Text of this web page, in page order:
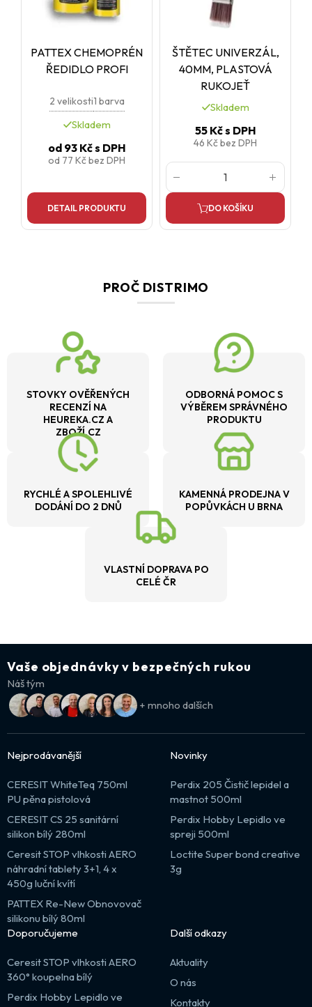
PATTEX CHEMOPRÉN
ŘEDIDLO PROFI
2 velikosti1 barva
Skladem
od93 Kčs DPH
od 77 Kčbez DPH
DETAIL PRODUKTU
ŠTĚTEC UNIVERZÁL,
40MM, PLASTOVÁ
RUKOJEŤ
Skladem
55 Kčs DPH
46 Kčbez DPH
DO KOŠÍKU
PROČ DISTRIMO
STOVKY OVĚŘENÝCH
RECENZÍ NA
HEUREKA.CZ A
ZBOŽÍ.CZ
ODBORNÁ POMOC S
VÝBĚREM SPRÁVNÉHO
PRODUKTU
RYCHLÉ A SPOLEHLIVÉ
DODÁNÍ DO 2 DNŮ
KAMENNÁ PRODEJNA V
POPŮVKÁCH U BRNA
VLASTNÍ DOPRAVA PO
CELÉ ČR
Vaše objednávky v bezpečných rukou
Náš tým
+ mnoho dalších
Nejprodávanější
CERESIT WhiteTeq 750ml
PU pěna pistolová
CERESIT CS 25 sanitární
silikon bílý 280ml
Ceresit STOP vlhkosti AERO
náhradní tablety 3+1, 4 x
450g luční kvítí
PATTEX Re-New Obnovovač
silikonu bílý 80ml
Novinky
Perdix 205 Čistič lepidel a
mastnot 500ml
Perdix Hobby Lepidlo ve
spreji 500ml
Loctite Super bond creative
3g
Doporučujeme
Ceresit STOP vlhkosti AERO
360° koupelna bílý
Perdix Hobby Lepidlo ve
Další odkazy
Aktuality
O nás
Kontakty